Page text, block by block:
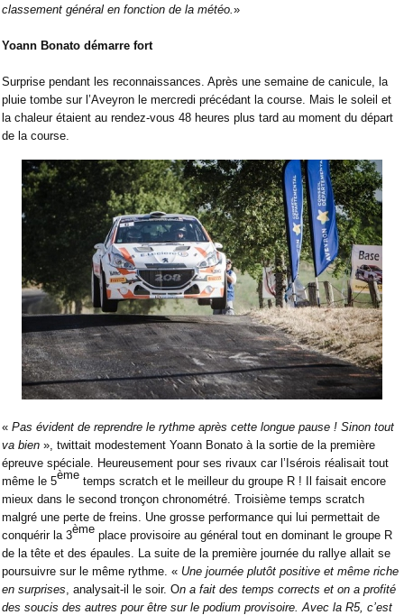
classement général en fonction de la météo. »
Yoann Bonato démarre fort
Surprise pendant les reconnaissances. Après une semaine de canicule, la
pluie tombe sur l’Aveyron le mercredi précédant la course. Mais le soleil et
la chaleur étaient au rendez-vous 48 heures plus tard au moment du départ
de la course.
« Pas évident de reprendre le rythme après cette longue pause ! Sinon tout
va bien », twittait modestement Yoann Bonato à la sortie de la première
épreuve spéciale. Heureusement pour ses rivaux car l’Isérois réalisait tout
même le 5ème temps scratch et le meilleur du groupe R ! Il faisait encore
mieux dans le second tronçon chronométré. Troisième temps scratch
malgré une perte de freins. Une grosse performance qui lui permettait de
conquérir la 3ème place provisoire au général tout en dominant le groupe R
de la tête et des épaules. La suite de la première journée du rallye allait se
poursuivre sur le même rythme. « Une journée plutôt positive et même riche
en surprises , analysait-il le soir. On a fait des temps corrects et on a profité
des soucis des autres pour être sur le podium provisoire. Avec la R5, c’est